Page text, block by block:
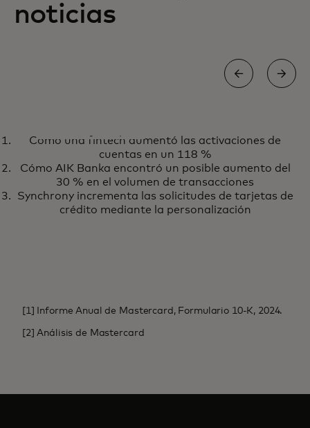
noticias
Cómo desarrollar y aplicar
políticas de viaje y controlar los
costes en una nueva era
Más información
Cómo una fintech aumentó las activaciones de
cuentas en un 118 %
Cómo AIK Banka encontró un posible aumento del
30 % en el volumen de transacciones
Synchrony incrementa las solicitudes de tarjetas de
crédito mediante la personalización
[1] Informe Anual de Mastercard, Formulario 10-K, 2024.
[2] Análisis de Mastercard